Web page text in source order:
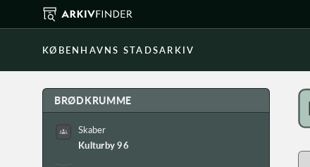
KØBENHAVNS STADSARKIV
BRØDKRUMME
Skaber
Kulturby 96